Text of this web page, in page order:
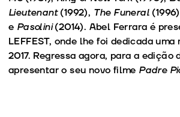
Lieutenant(1992), The Funeral (1996)
e Pasolini(2014). Abel Ferrara é
LEFFEST, onde lhe foi dedicada
2017. Regressa agora, para a edição
apresentar o seu novo filme Padre